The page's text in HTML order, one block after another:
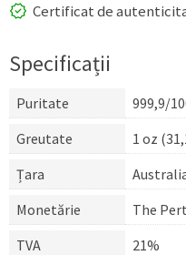
Certificat de
Specificații
Puritate
999,9/
Greutate
1 oz
Țara
Monetărie
The
TVA
21%